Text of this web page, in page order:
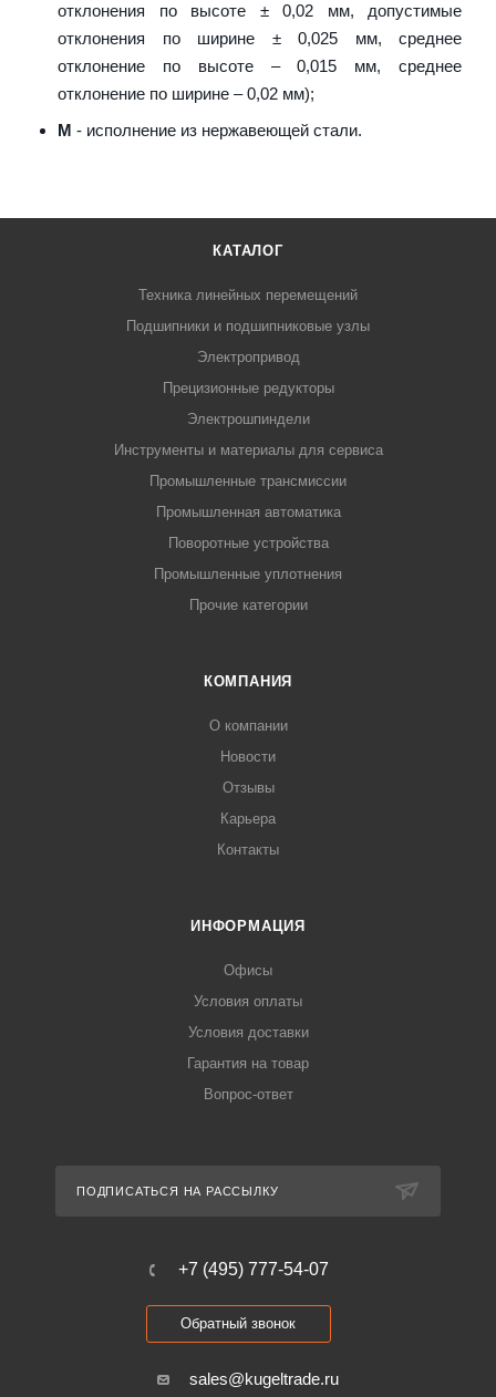
отклонения по высоте ± 0,02 мм, допустимые
отклонения по ширине ± 0,025 мм, среднее
отклонение по высоте – 0,015 мм, среднее
отклонение по ширине – 0,02 мм);
M - исполнение из нержавеющей стали.
КАТАЛОГ
Техника линейных перемещений
Подшипники и подшипниковые узлы
Электропривод
Прецизионные редукторы
Электрошпиндели
Инструменты и материалы для сервиса
Промышленные трансмиссии
Промышленная автоматика
Поворотные устройства
Промышленные уплотнения
Прочие категории
КОМПАНИЯ
О компании
Новости
Отзывы
Карьера
Контакты
ИНФОРМАЦИЯ
Офисы
Условия оплаты
Условия доставки
Гарантия на товар
Вопрос-ответ
ПОДПИСАТЬСЯ НА РАССЫЛКУ
+7 (495) 777-54-07
Обратный звонок
sales@kugeltrade.ru